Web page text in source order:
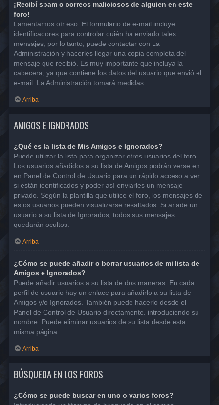
¡Recibí spam o correos maliciosos de alguien en este
foro!
Lamentamos oír eso. El formulario de e-mail incluye
identificadores para controlar quién ha enviado tales
mensajes, por lo tanto, puede contactar con La
Administración y hacerles llegar una copia completa del
mensaje que recibió. Es muy importante que incluya la
cabecera, ya que contiene los datos del usuario que envió el
e-mail. La Administración tomará medidas.
Arriba
AMIGOS E IGNORADOS
¿Qué es la lista de Mis Amigos e Ignorados?
Puede utilizar la lista para organizar otros usuarios del foro.
Los usuarios añadidos a su lista de Amigos podrán verse en
en Panel de Control de Usuario para un rápido acceso a ver
si están identificados y poder así enviarles un mensaje
privado. Según la plantilla que utilice el foro, los mensajes de
estos usuarios pueden visualizarse resaltados. Si añade un
usuario a su lista de Ignorados, todos sus mensajes
quedarán ocultos.
Arriba
¿Cómo se puede añadir o borrar usuarios de mi lista de
Amigos e Ignorados?
Puede añadir usuarios a su lista de dos maneras. En cada
perfil de usuario hay un enlace para añadirlo a su lista de
Amigos y/o Ignorados. También puede hacerlo desde el
Panel de Control de Usuario directamente, introduciendo su
nombre. Puede eliminar usuarios de su lista desde esta
misma página.
Arriba
BÚSQUEDA EN LOS FOROS
¿Cómo se puede buscar en uno o varios foros?